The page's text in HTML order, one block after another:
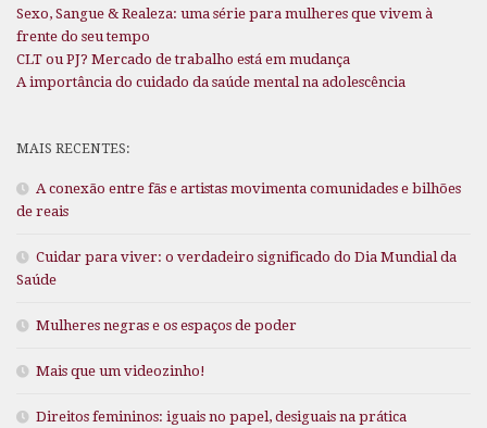
Sexo, Sangue & Realeza: uma série para mulheres que vivem à
frente do seu tempo
CLT ou PJ? Mercado de trabalho está em mudança
A importância do cuidado da saúde mental na adolescência
MAIS RECENTES:
A conexão entre fãs e artistas movimenta comunidades e bilhões
de reais
Cuidar para viver: o verdadeiro significado do Dia Mundial da
Saúde
Mulheres negras e os espaços de poder
Mais que um videozinho!
Direitos femininos: iguais no papel, desiguais na prática